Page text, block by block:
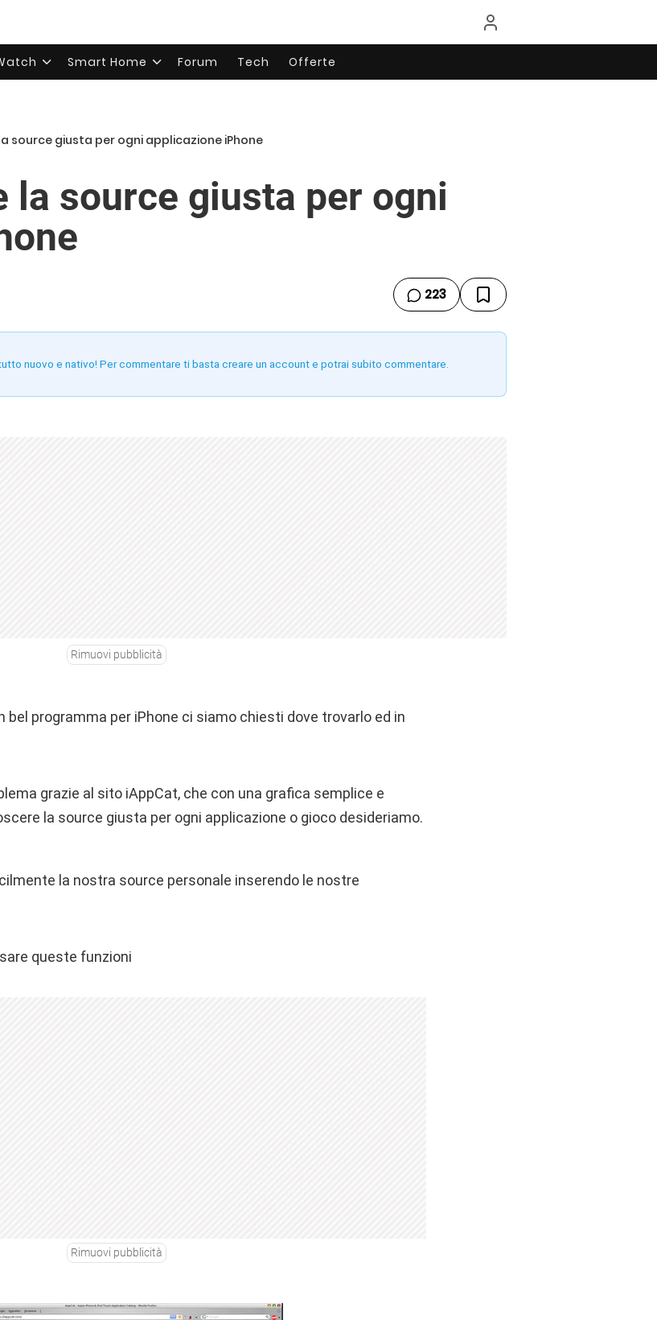
Smart Home Forum Tech Offerte
source giusta per ogni applicazione iPhone
la source giusta per ogni
223
nuovo e nativo! Per commentare ti basta creare un account e potrai subito commentare.
Rimuovi pubblicità
bel programma per iPhone ci siamo chiesti dove trovarlo ed in
grazie al sito iAppCat, che con una grafica semplice e
la source giusta per ogni applicazione o gioco desideriamo.
la nostra source personale inserendo le nostre
queste funzioni
Rimuovi pubblicità